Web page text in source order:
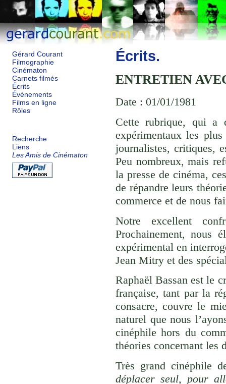
Gérard Courant
Filmographie
Cinématon
Carnets filmés
Écrits
Événements
Films en ligne
Rôles
Recherche
Liens
Les Amis de Cinématon
Écrits.
ENTRETIEN
Date : 01/01/1981
Cette rubrique, qui a
expérimentaux les
journalistes, critiques,
Peu nombreux, mais
la presse de cinéma,
de répandre leurs
commerce et de nous
Notre excellent
Prochainement, nous
expérimental en
Jean Mitry et des
Raphaël Bassan est le
française, tant par la
consacre, couvre le
naturel que nous
cinéphile hors du
théories concernant les
Très grand cinéphile
déplacer seul, pour